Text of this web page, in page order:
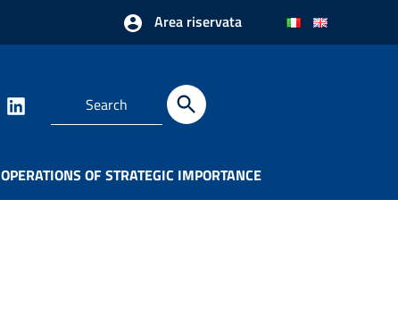
Area riservata
OPERATIONS OF STRATEGIC IMPORTANCE